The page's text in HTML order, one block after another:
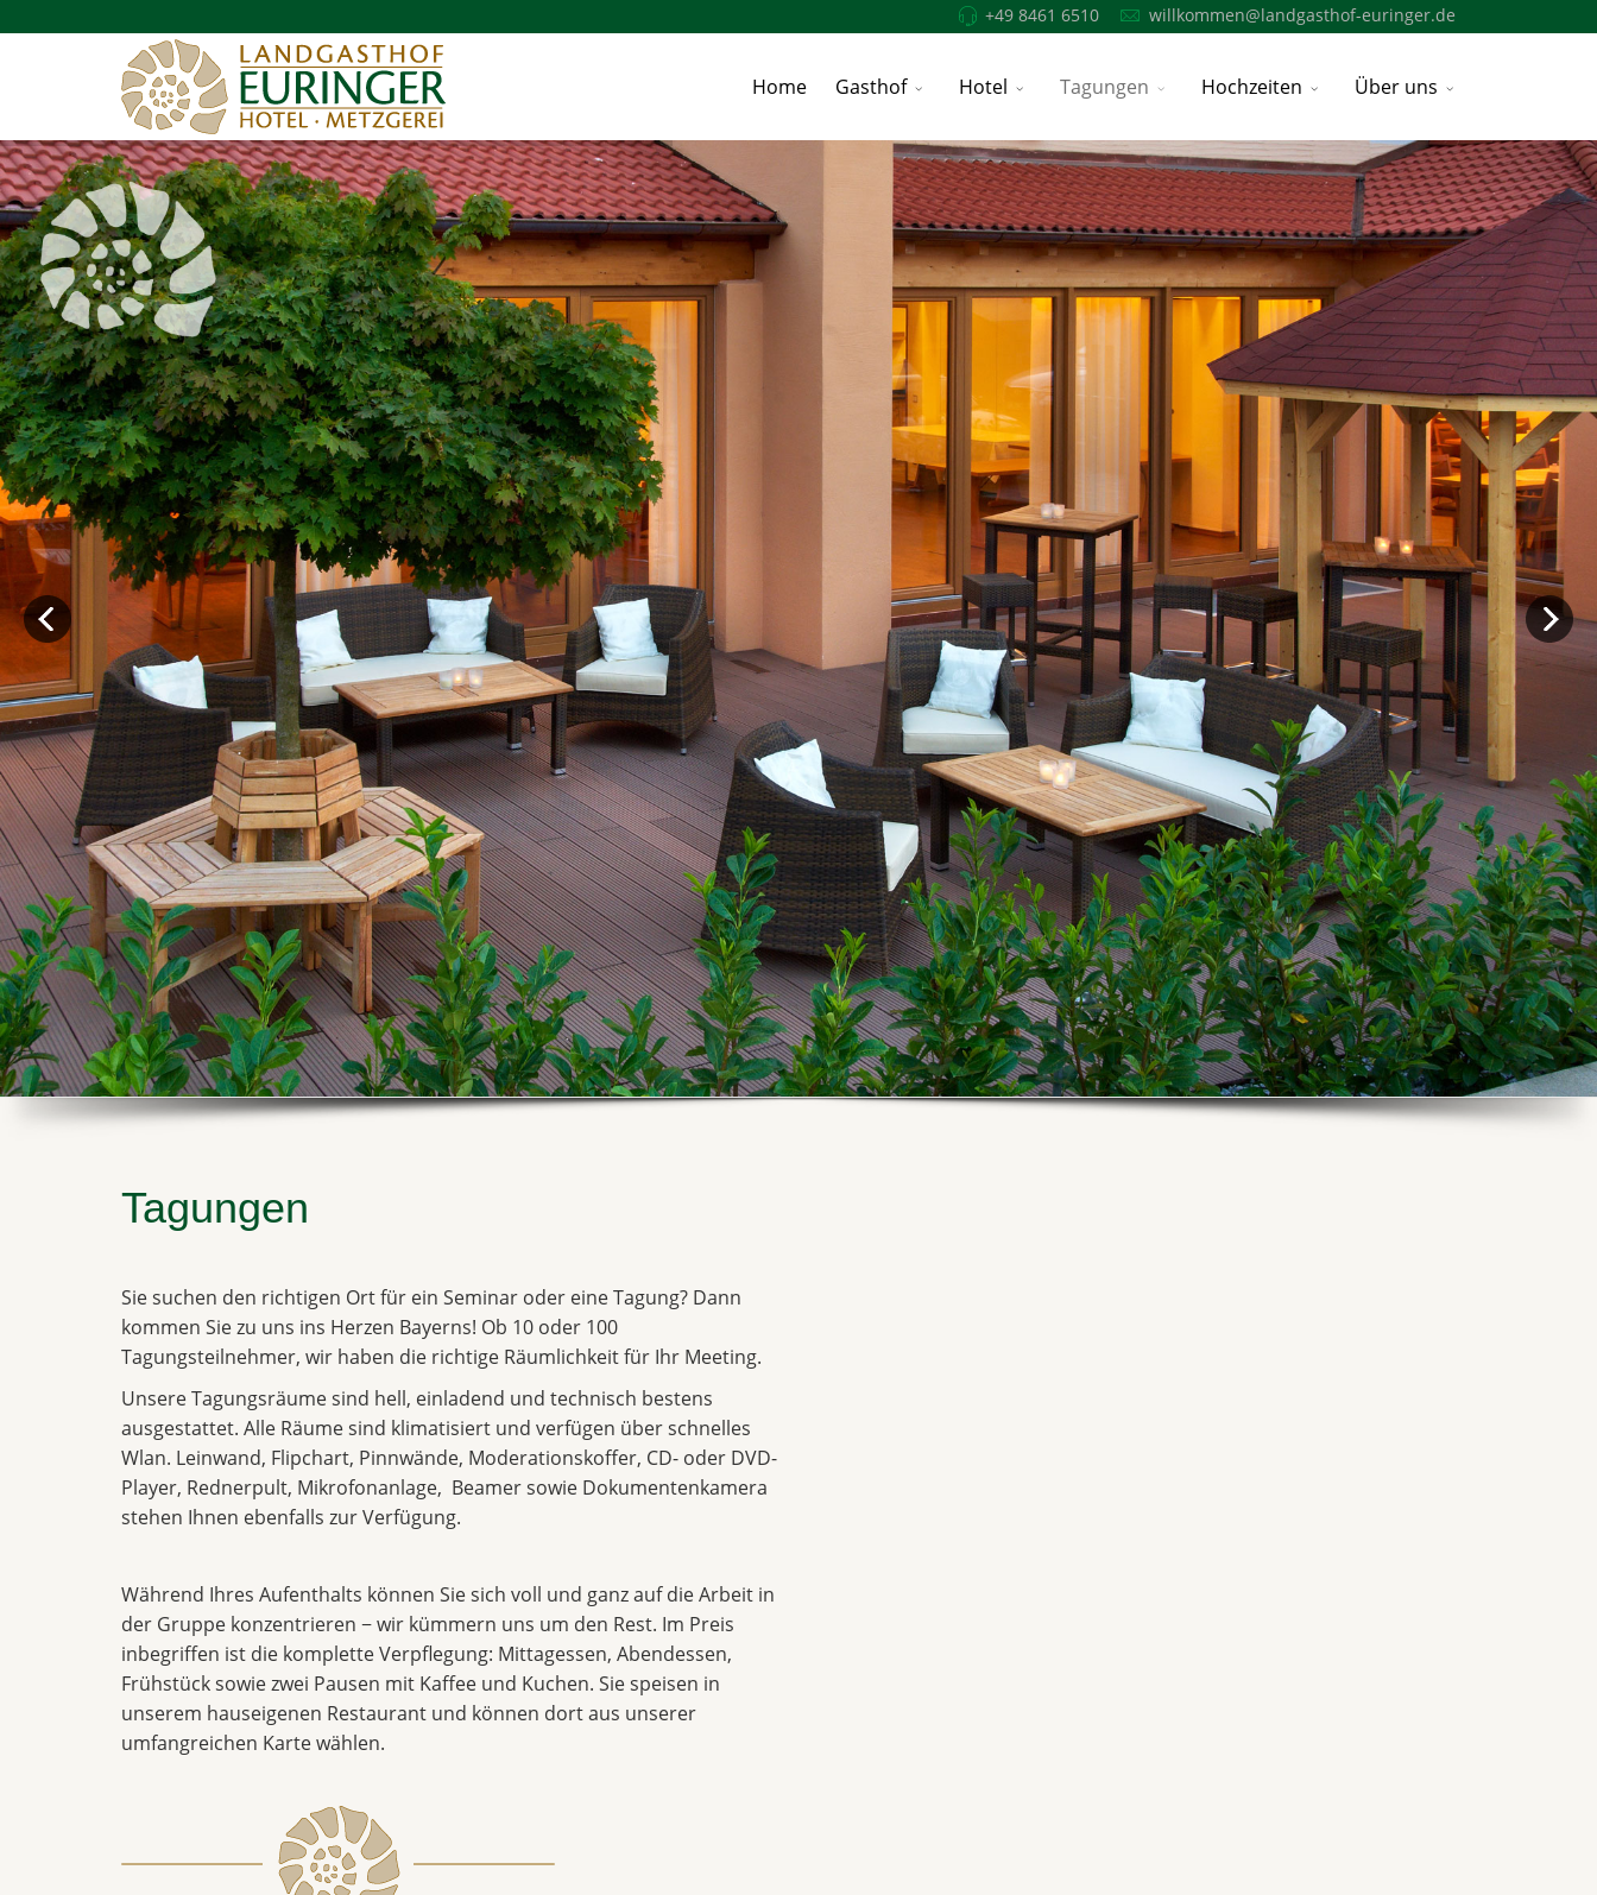
+49 8461 6510 willkommen@landgasthof-euringer.de
Home Gasthof Hotel Tagungen Hochzeiten Über uns
Tagungen
Sie suchen den richtigen Ort für ein Seminar oder eine Tagung? Dann
kommen Sie zu uns ins Herzen Bayerns! Ob 10 oder 100
Tagungsteilnehmer, wir haben die richtige Räumlichkeit für Ihr Meeting.
Unsere Tagungsräume sind hell, einladend und technisch bestens
ausgestattet. Alle Räume sind klimatisiert und verfügen über schnelles
Wlan. Leinwand, Flipchart, Pinnwände, Moderationskoffer, CD- oder DVD-
Player, Rednerpult, Mikrofonanlage, Beamer sowie Dokumentenkamera
stehen Ihnen ebenfalls zur Verfügung.
Während Ihres Aufenthalts können Sie sich voll und ganz auf die Arbeit in
der Gruppe konzentrieren − wir kümmern uns um den Rest. Im Preis
inbegriffen ist die komplette Verpflegung: Mittagessen, Abendessen,
Frühstück sowie zwei Pausen mit Kaffee und Kuchen. Sie speisen in
unserem hauseigenen Restaurant und können dort aus unserer
umfangreichen Karte wählen.